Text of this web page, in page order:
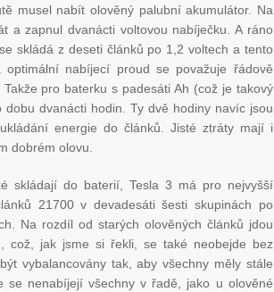
musel nabít olověný palubní akumulátor. Na
a zapnul dvanácti voltovou nabíječku. A ráno
skládá z deseti článků po 1,2 voltech a tento
nabíjecí proud se považuje řádově
pro baterku s padesáti Ah (což je takový
dvanácti hodin. Ty dvě hodiny navíc jsou
energie do článků. Jisté ztráty mají i
dobrém olovu.
skládají do baterií, Tesla 3 má pro nejvyšší
21700 v devadesáti šesti skupinách po
Na rozdíl od starých olověných článků jdou
což, jak jsme si řekli, se také neobejde bez
vybalancovány tak, aby všechny měly stále
se nenabíjejí všechny v řadě, jako u olověné